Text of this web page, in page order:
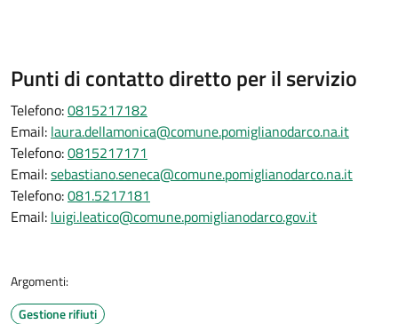
Punti di contatto diretto per il servizio
Telefono:0815217182
Email: laura.dellamonica@comune.pomiglianodarco.na.it
Telefono:0815217171
Email:sebastiano.seneca@comune.pomiglianodarco.na.it
Telefono:081.5217181
Email: luigi.leatico@comune.pomiglianodarco.gov.it
Argomenti:
Gestione rifiuti